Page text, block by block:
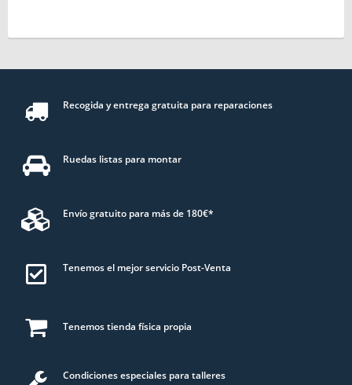
Recogida y entrega gratuita para reparaciones
Ruedas listas para montar
Envío gratuito para más de 180€*
Tenemos el mejor servicio Post-Venta
Tenemos tienda física propia
Condiciones especiales para talleres